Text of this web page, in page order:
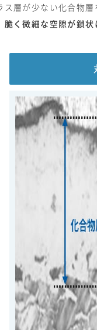
層が少ない化合物層
く微細な空隙が鎖状